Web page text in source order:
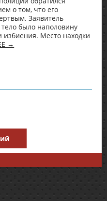
о том, что его
Заявитель
было наполовину
избиения. Место находки
→